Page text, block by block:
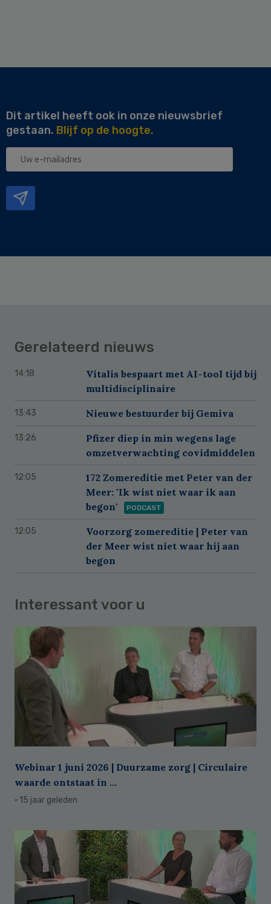
Dit artikel heeft ook in onze nieuwsbrief
gestaan. Blijf op de hoogte.
Uw
Gerelateerd nieuws
14:18
Vitalis bespaart met AI-tool tijd bij
multidisciplinaire
13:43 Nieuwe bestuurder bij Gemiva
13:26
Pfizer diep in min wegens lage
omzetverwachting covidmiddelen
12:05
172 Zomereditie met Peter van der
Meer: 'Ik wist niet waar ik aan
begon'
PODCAST
12:05
Voorzorg zomereditie | Peter van
der Meer wist niet waar hij aan
begon
Interessant voor u
Webinar 1 juni 2026 | Duurzame zorg | Circulaire
waarde ontstaat in ...
· 15 jaar geleden